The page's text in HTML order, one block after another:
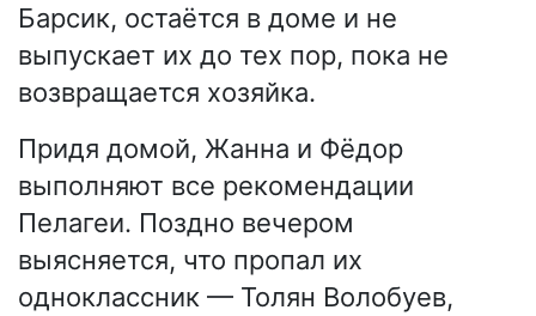
Барсик, остаётся в доме и не
выпускает их до тех пор, пока не
возвращается хозяйка.
Придя домой, Жанна и Фёдор
выполняют все рекомендации
Пелагеи. Поздно вечером
выясняется, что пропал их
одноклассник — Толян Волобуев,